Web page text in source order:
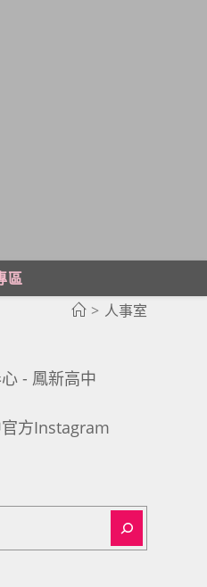
區
> 人事室
- 鳳新高中
方Instagram